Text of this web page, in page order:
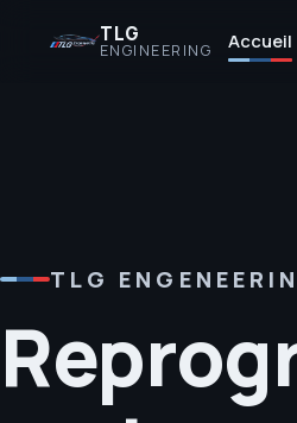
TLG
ENGINEERING Accueil
TLG